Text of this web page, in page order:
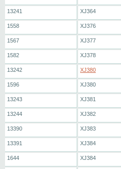
13241 XJ364
1558 XJ376
1567 XJ377
1582 XJ378
13242 XJ380
1596 XJ380
13243 XJ381
13244 XJ382
13390 XJ383
13391 XJ384
1644 XJ384